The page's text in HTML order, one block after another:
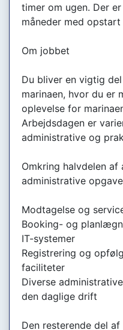
timer om ugen. Der
måneder med
Om jobbet
Du bliver en vigtig
marinaen, hvor du er
oplevelse for
Arbejdsdagen er
administrative og
Omkring halvdelen
administrative
Modtagelse og
Booking- og
IT-systemer
Registrering og
faciliteter
Diverse
den daglige drift
Den resterende del